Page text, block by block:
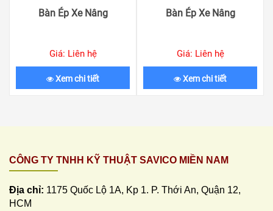
Bàn Ép Xe Nâng
Giá: Liên hệ
Xem chi tiết
Bàn Ép Xe Nâng
Giá: Liên hệ
Xem chi tiết
CÔNG TY TNHH KỸ THUẬT SAVICO MIỀN NAM
Địa chỉ: 1175 Quốc Lộ 1A, Kp 1. P. Thới An, Quận 12,
HCM